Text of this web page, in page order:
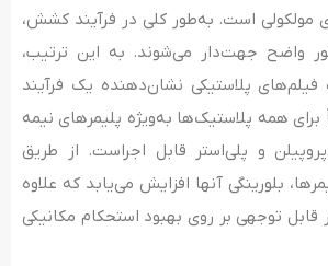
مولکولی است. به‌طور کلی در فرآیند کشش،
واضح جهت‌دار می‌شوند. به این ترتیب،
پلاستیکی نشان‌دهنده یک فرآیند
همه پلاستیک‌ها به‌ویژه پلیمرهای نیمه
و پلی‌استر قابل اجراست. از طریق
بلورینگی آنها افزایش می‌یابد که علاوه
قابل توجهی بر روی بهبود استحکام مکانیکی